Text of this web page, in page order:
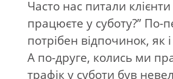
Часто нас питали
працюєте у суботу?”
потрібен відпочинок, як
А по-друге, колись ми
трафік у суботи був